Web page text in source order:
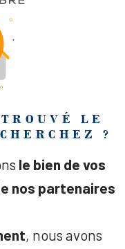
LE
?
le bien de vos
nos partenaires
, nous avons